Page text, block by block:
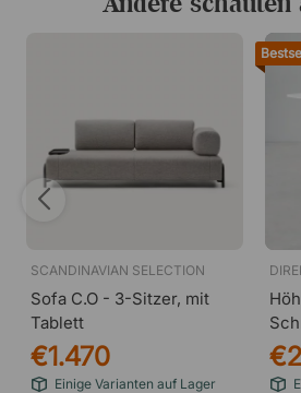
SCANDINAVIAN SELECTION
Sofa C.O - 3-Sitzer, mit
Tablett
€1.470
Einige Varianten auf Lager